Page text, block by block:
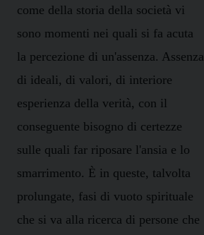
come della storia della società vi
sono momenti nei quali si fa acuta
la percezione di un'assenza. Assenza
di ideali, di valori, di interiore
esperienza della verità, con il
conseguente bisogno di certezze
sulle quali far riposare l'ansia e lo
smarrimento. È in queste, talvolta
prolungate, fasi di vuoto spirituale
che si va alla ricerca di persone che